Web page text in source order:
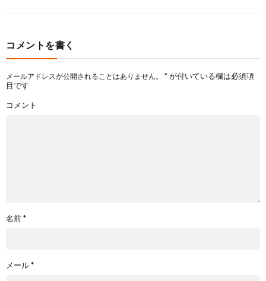
コメントを書く
メールアドレスが公開されることはありません。 *が付いている欄は必須項
目です
コメント
名前*
メール*